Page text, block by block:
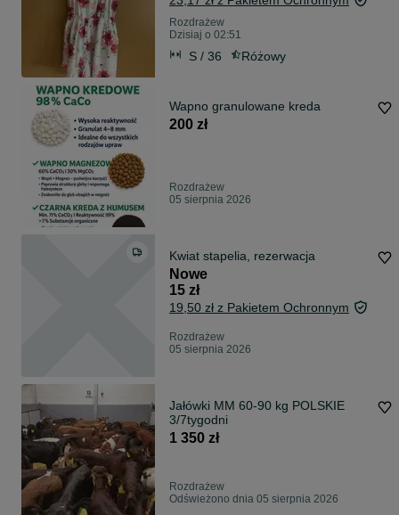
Rozdrażew
Dzisiaj o 02:51
S / 36 Różowy
Wapno granulowane kreda
200 zł
Rozdrażew
05 sierpnia 2026
Kwiat stapelia, rezerwacja
Nowe
15 zł
19,50 zł z Pakietem Ochronnym
Rozdrażew
05 sierpnia 2026
Jałówki MM 60-90 kg POLSKIE
3/7tygodni
1 350 zł
Rozdrażew
Odświeżono dnia 05 sierpnia 2026